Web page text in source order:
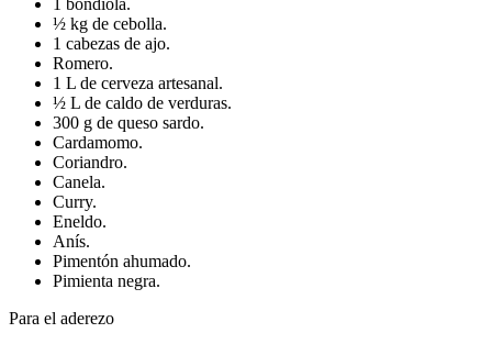
½ kg de cebolla.
1 cabezas de ajo.
Romero.
1 L de cerveza artesanal.
½ L de caldo de verduras.
300 g de queso sardo.
Cardamomo.
Coriandro.
Canela.
Curry.
Eneldo.
Anís.
Pimentón ahumado.
Pimienta negra.
Para el aderezo